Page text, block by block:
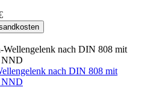
nach DIN 808 mit
NND